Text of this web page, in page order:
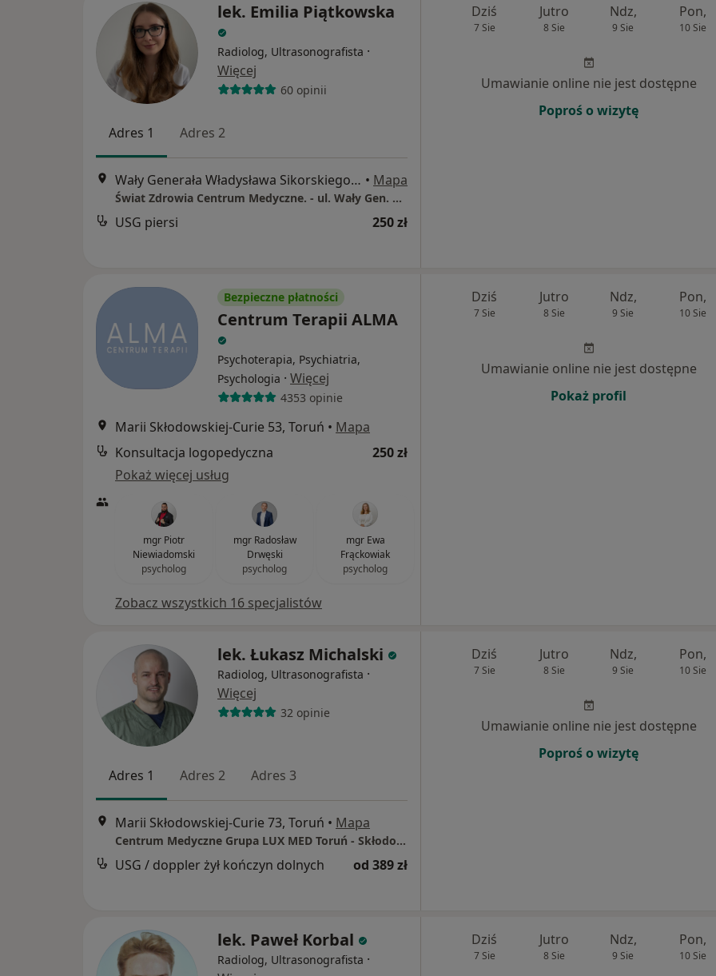
lek. Emilia Piątkowska
Radiolog, Ultrasonografista ·
Więcej
60 opinii
Adres 1 Adres 2
Wały Generała Władysława Sikorskiego 30, Toruń • Mapa
Świat Zdrowia Centrum Medyczne. - ul. Wały Gen. Władysława Sikorskiego 30, Toruń
USG piersi 250 zł
Dziś
7 Sie
Jutro
8 Sie
Ndz,
9 Sie
Pon,
10 Sie
Umawianie online nie jest dostępne
Poproś o wizytę
Bezpieczne płatności
Centrum Terapii ALMA
Psychoterapia, Psychiatria,
Psychologia · Więcej
4353 opinie
Marii Skłodowskiej-Curie 53, Toruń • Mapa
Konsultacja logopedyczna
250 zł
Pokaż więcej usług
mgr Piotr
Niewiadomski
psycholog
mgr Radosław
Drwęski
psycholog
mgr Ewa
Frąckowiak
psycholog
Zobacz wszystkich 16 specjalistów
Dziś
7 Sie
Jutro
8 Sie
Ndz,
9 Sie
Pon,
10 Sie
Umawianie online nie jest dostępne
Pokaż profil
lek. Łukasz Michalski
Radiolog, Ultrasonografista ·
Więcej
32 opinie
Adres 1 Adres 2 Adres 3
Marii Skłodowskiej-Curie 73, Toruń • Mapa
Centrum Medyczne Grupa LUX MED Toruń - Skłodowskiej-Curie 73
USG / doppler żył kończyn dolnych od 389 zł
Dziś
7 Sie
Jutro
8 Sie
Ndz,
9 Sie
Pon,
10 Sie
Umawianie online nie jest dostępne
Poproś o wizytę
lek. Paweł Korbal
Radiolog, Ultrasonografista ·
Dziś
7 Sie
Jutro
8 Sie
Ndz,
9 Sie
Pon,
10 Sie